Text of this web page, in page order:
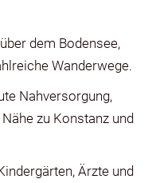
dem Bodensee,
Wanderwege.
Nahversorgung,
zu Konstanz und
Ärzte und